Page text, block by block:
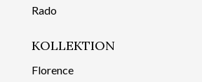
Rado
KOLLEKTION
Florence